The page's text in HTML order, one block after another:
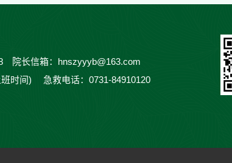
院长信箱：hnszyyyb@163.com
班时间) 急救电话：0731-84910120